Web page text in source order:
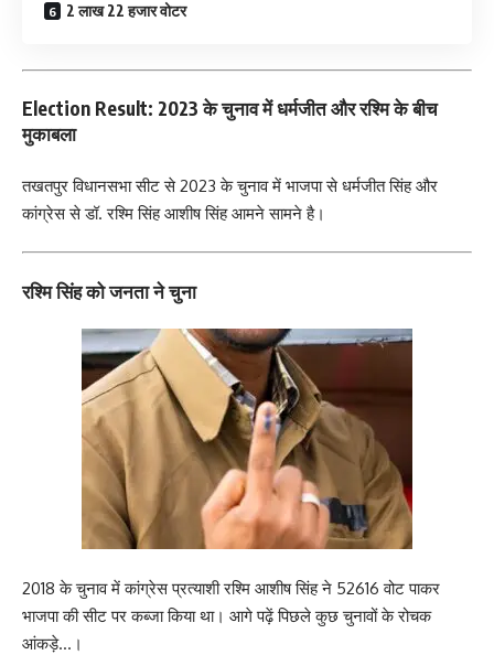
2 लाख 22 हजार वोटर
Election Result: 2023 के चुनाव में धर्मजीत और रश्मि के बीच
मुकाबला
तखतपुर विधानसभा सीट से 2023 के चुनाव में भाजपा से धर्मजीत सिंह और
कांग्रेस से डॉ. रश्मि सिंह आशीष सिंह आमने सामने है।
रश्मि सिंह को जनता ने चुना
2018 के चुनाव में कांग्रेस प्रत्याशी रश्मि आशीष सिंह ने 52616 वोट पाकर
भाजपा की सीट पर कब्जा किया था। आगे पढ़ें पिछले कुछ चुनावों के रोचक
आंकड़े…।